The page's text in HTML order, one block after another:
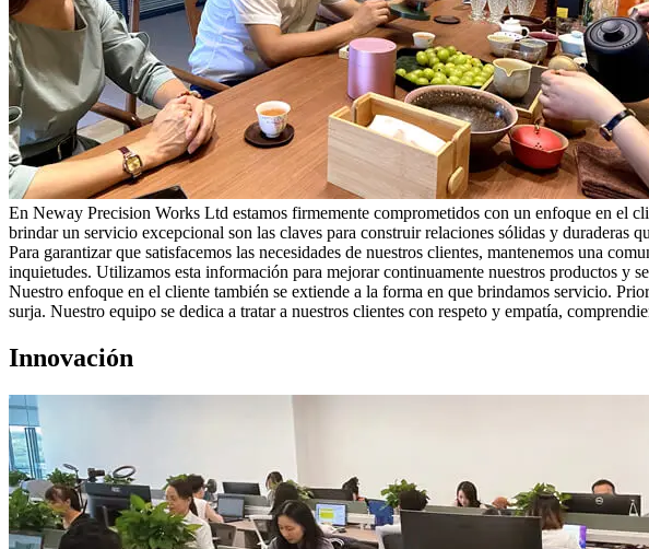
En Neway Precision Works Ltd estamos firmemente comprometidos con un enfoque en el
brindar un servicio excepcional son las claves para construir relaciones sólidas y duraderas
Para garantizar que satisfacemos las necesidades de nuestros clientes, mantenemos una
inquietudes. Utilizamos esta información para mejorar continuamente nuestros productos y
Nuestro enfoque en el cliente también se extiende a la forma en que brindamos servicio.
surja. Nuestro equipo se dedica a tratar a nuestros clientes con respeto y empatía,
Innovación